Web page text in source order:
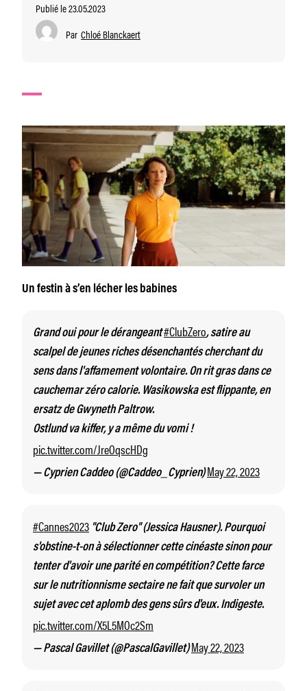
Publié le 23.05.2023
Par Chloé Blanckaert
Un festin à s’en lécher les babines
Grand oui pour le dérangeant#ClubZero, satire au
scalpel de jeunes riches désenchantés cherchant du
sens dans l'affamement volontaire. On rit gras dans ce
cauchemar zéro calorie. Wasikowska est flippante, en
ersatz de Gwyneth Paltrow.
Ostlund va kiffer, y a même du vomi !
pic.twitter.com/JreOqscHDg
— Cyprien Caddeo (@Caddeo_Cyprien)May 22, 2023
#Cannes2023 "Club Zero" (Jessica Hausner). Pourquoi
s'obstine-t-on à sélectionner cette cinéaste sinon pour
tenter d'avoir une parité en compétition? Cette farce
sur le nutritionnisme sectaire ne fait que survoler un
sujet avec cet aplomb des gens sûrs d'eux. Indigeste.
pic.twitter.com/X5L5MOc2Sm
— Pascal Gavillet (@PascalGavillet)May 22, 2023